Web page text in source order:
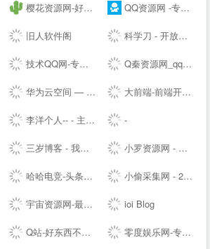
樱花资源网-好资源不私藏!大家一起分享! QQ资源网 -专注分享网络优质资源
旧人软件阁 科学刀 - 开放交流，共享精神，走进科学刀论坛
技术QQ网-专注QQ及微信红包活动_QQ新闻资讯_QQ软件下载 Q秦资源网_qq技术网_古圣资源网_乔合软件库_爱收集资源网_qq业务乐园_小刀娱乐网_qq资源网_流氓资源网_qq教程网-好东西不私藏我们专注分享
华为云空间 — 存于云间，尽享精彩 大前端-前端开发_主机测评推荐
李洋个人-- - 主题模板制作_企业网站搭建_SEO排名优化等多元化服务的个人--网站（Talklee空间） -
三岁博客 - 我的世界只有你懂 小罗资源网 - 全网最精免费优质资源,软件,技术等分享
哈哈电竞-头条快讯网，综合商业资讯报道 小偷采集网 - 24H实时更新全网资源专注网络资源快速收集和查询
宇宙资源网-最新副业项目推荐-网络赚钱课程分享-创业商机-新媒体运营-资源整合-创业项目 ioi Blog
Q站-好东西不私藏 乐于分享-关注QQ最新动态,掌握QQ第一资讯,分享最具价值内容 零度娱乐网-专注绿色软件与网络技术分享